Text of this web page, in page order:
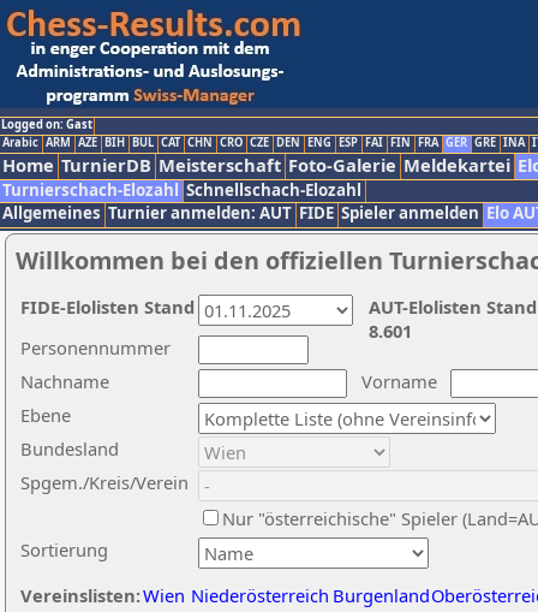
Logged on: Gast
Arabic ARM AZE BIH BUL CAT CHN CRO CZE DEN ENG ESP FAI FIN FRA GER GRE INA
Home TurnierDB Meisterschaft Foto-Galerie Meldekartei
Turnierschach-Elozahl Schnellschach-Elozahl
Allgemeines Turnier anmelden: AUT FIDE Spieler anmelden Elo
Willkommen bei den offiziellen
Nachname
Vorname
Ebene
Sortierung
Personennummer
Bundesland
Spgem./Kreis/Verein
Nur "österreichische" Spieler
Vereinslisten:Wien Niederösterreich Burgenland
AUT-Elolisten
8.601
FIDE-Elolisten Stand